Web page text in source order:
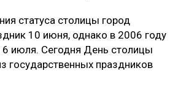
статуса столицы город
10 июня, однако в 2006 году
6 июля. Сегодня День столицы
государственных праздников